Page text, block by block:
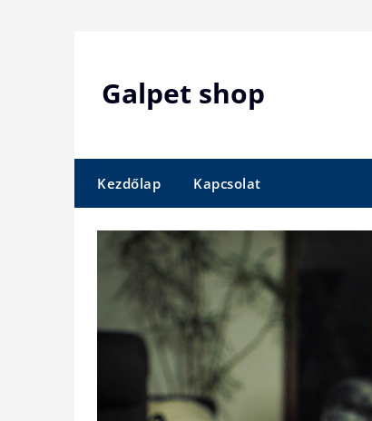
Galpet shop
Kezdőlap Kapcsolat